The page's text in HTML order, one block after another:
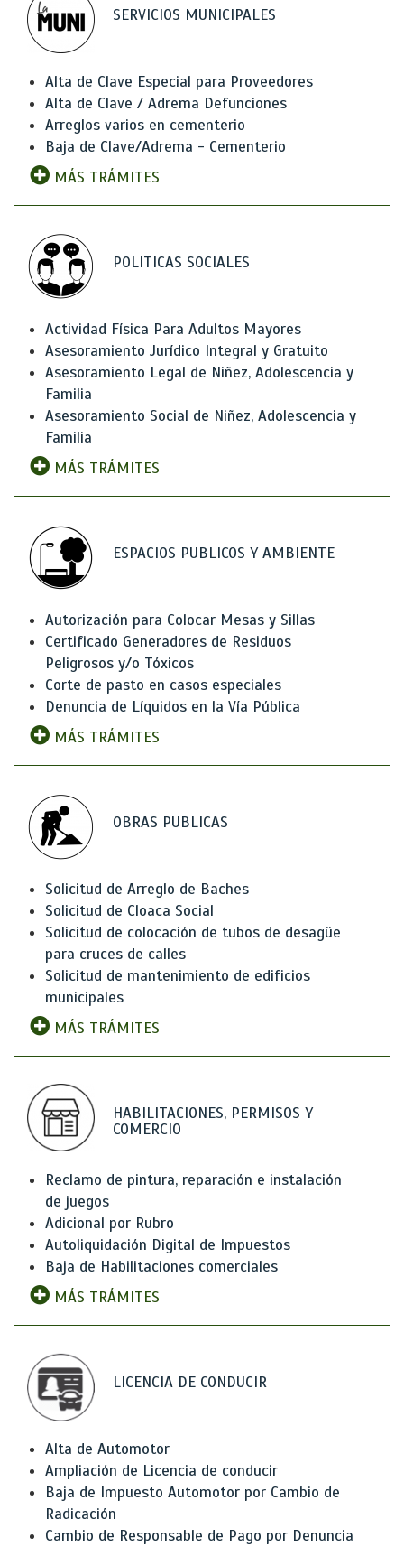
SERVICIOS MUNICIPALES
Alta de Clave Especial para Proveedores
Alta de Clave / Adrema Defunciones
Arreglos varios en cementerio
Baja de Clave/Adrema - Cementerio
MÁS TRÁMITES
POLITICAS SOCIALES
Actividad Física Para Adultos Mayores
Asesoramiento Jurídico Integral y Gratuito
Asesoramiento Legal de Niñez, Adolescencia y
Familia
Asesoramiento Social de Niñez, Adolescencia y
Familia
MÁS TRÁMITES
ESPACIOS PUBLICOS Y AMBIENTE
Autorización para Colocar Mesas y Sillas
Certificado Generadores de Residuos
Peligrosos y/o Tóxicos
Corte de pasto en casos especiales
Denuncia de Líquidos en la Vía Pública
MÁS TRÁMITES
OBRAS PUBLICAS
Solicitud de Arreglo de Baches
Solicitud de Cloaca Social
Solicitud de colocación de tubos de desagüe
para cruces de calles
Solicitud de mantenimiento de edificios
municipales
MÁS TRÁMITES
HABILITACIONES, PERMISOS Y
COMERCIO
Reclamo de pintura, reparación e instalación
de juegos
Adicional por Rubro
Autoliquidación Digital de Impuestos
Baja de Habilitaciones comerciales
MÁS TRÁMITES
LICENCIA DE CONDUCIR
Alta de Automotor
Ampliación de Licencia de conducir
Baja de Impuesto Automotor por Cambio de
Radicación
Cambio de Responsable de Pago por Denuncia